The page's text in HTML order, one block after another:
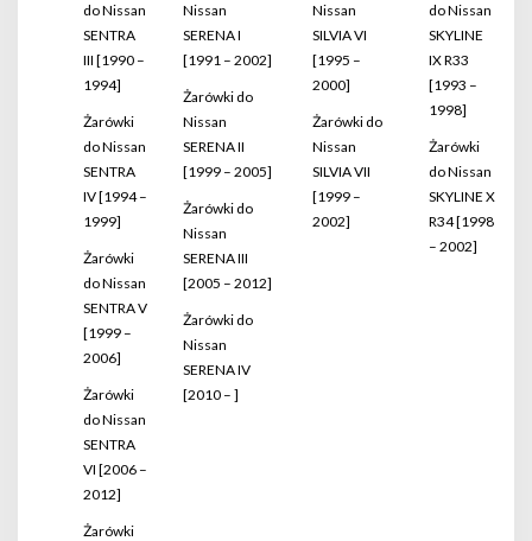
do Nissan
SENTRA
III [1990 –
1994]
Żarówki
do Nissan
SENTRA
IV [1994 –
1999]
Żarówki
do Nissan
SENTRA V
[1999 –
2006]
Żarówki
do Nissan
SENTRA
VI [2006 –
2012]
Żarówki
Nissan
SERENA I
[1991 – 2002]
Żarówki do
Nissan
SERENA II
[1999 – 2005]
Żarówki do
Nissan
SERENA III
[2005 – 2012]
Żarówki do
Nissan
SERENA IV
[2010 – ]
Nissan
SILVIA VI
[1995 –
2000]
Żarówki do
Nissan
SILVIA VII
[1999 –
2002]
do Nissan
SKYLINE
IX R33
[1993 –
1998]
Żarówki
do Nissan
SKYLINE X
R34 [1998
– 2002]